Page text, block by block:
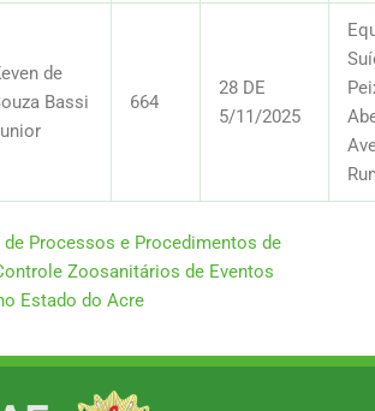
de
Bassi
664
28 DE
5/11/2025
Processos e Procedimentos de
Zoosanitários de Eventos
Estado do Acre